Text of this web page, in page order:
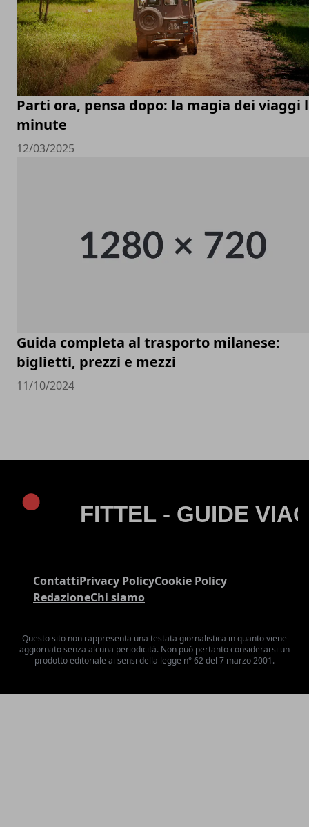
Parti ora, pensa dopo: la magia dei viaggi
minute
12/03/2025
Guida completa al trasporto milanese:
biglietti, prezzi e mezzi
11/10/2024
ContattiPrivacy PolicyCookie Policy
RedazioneChi siamo
Questo sito non rappresenta una testata giornalistica in quanto viene
aggiornato senza alcuna periodicità. Non può pertanto considerarsi un
prodotto editoriale ai sensi della legge n° 62 del 7 marzo 2001.